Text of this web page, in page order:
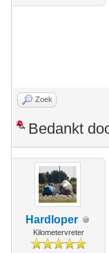
Zoek
Bedankt
Hardloper
Kilometervreter